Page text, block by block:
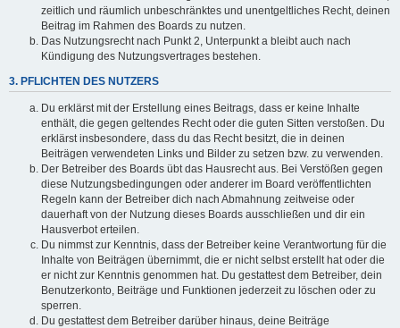
zeitlich und räumlich unbeschränktes und unentgeltliches Recht, deinen
Beitrag im Rahmen des Boards zu nutzen.
Das Nutzungsrecht nach Punkt 2, Unterpunkt a bleibt auch nach
Kündigung des Nutzungsvertrages bestehen.
3. PFLICHTEN DES NUTZERS
Du erklärst mit der Erstellung eines Beitrags, dass er keine Inhalte
enthält, die gegen geltendes Recht oder die guten Sitten verstoßen. Du
erklärst insbesondere, dass du das Recht besitzt, die in deinen
Beiträgen verwendeten Links und Bilder zu setzen bzw. zu verwenden.
Der Betreiber des Boards übt das Hausrecht aus. Bei Verstößen gegen
diese Nutzungsbedingungen oder anderer im Board veröffentlichten
Regeln kann der Betreiber dich nach Abmahnung zeitweise oder
dauerhaft von der Nutzung dieses Boards ausschließen und dir ein
Hausverbot erteilen.
Du nimmst zur Kenntnis, dass der Betreiber keine Verantwortung für die
Inhalte von Beiträgen übernimmt, die er nicht selbst erstellt hat oder die
er nicht zur Kenntnis genommen hat. Du gestattest dem Betreiber, dein
Benutzerkonto, Beiträge und Funktionen jederzeit zu löschen oder zu
sperren.
Du gestattest dem Betreiber darüber hinaus, deine Beiträge